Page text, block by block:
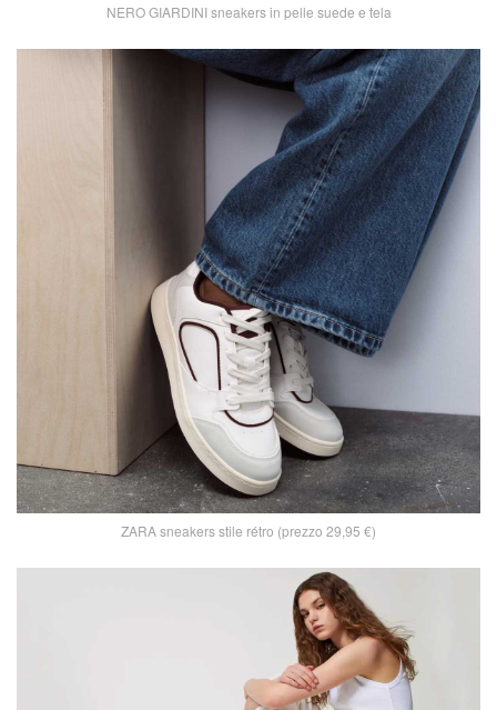
NERO GIARDINI sneakers in pelle suede e tela
ZARA sneakers stile rétro (prezzo 29,95 €)